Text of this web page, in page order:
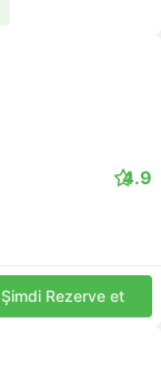
4.9
Şimdi Rezerve et